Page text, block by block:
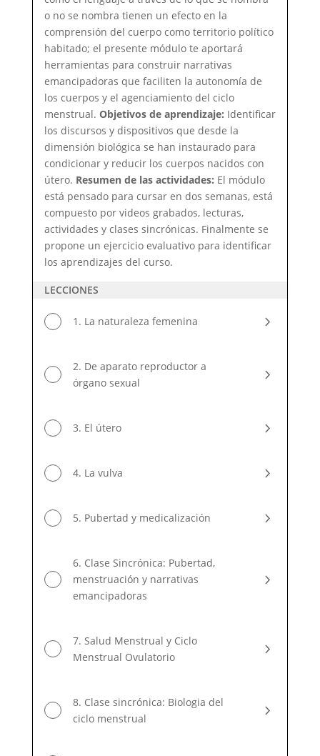
o no se nombra tienen un efecto en la
comprensión del cuerpo como territorio político
habitado; el presente módulo te aportará
herramientas para construir narrativas
emancipadoras que faciliten la autonomía de
los cuerpos y el agenciamiento del ciclo
menstrual. Objetivos de aprendizaje: Identificar
los discursos y dispositivos que desde la
dimensión biológica se han instaurado para
condicionar y reducir los cuerpos nacidos con
útero. Resumen de las actividades: El módulo
está pensado para cursar en dos semanas, está
compuesto por videos grabados, lecturas,
actividades y clases sincrónicas. Finalmente se
propone un ejercicio evaluativo para identificar
los aprendizajes del curso.
LECCIONES
1. La naturaleza femenina
2. De aparato reproductor a
órgano sexual
3. El útero
4. La vulva
5. Pubertad y medicalización
6. Clase Sincrónica: Pubertad,
menstruación y narrativas
emancipadoras
7. Salud Menstrual y Ciclo
Menstrual Ovulatorio
8. Clase sincrónica: Biologia del
ciclo menstrual